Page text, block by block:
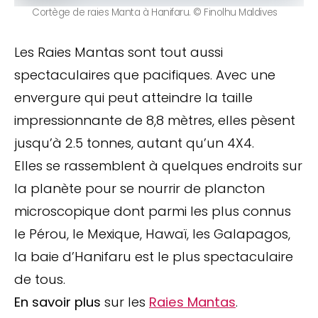
Cortège de raies Manta à Hanifaru. © Finolhu Maldives
Les Raies Mantas sont tout aussi
spectaculaires que pacifiques. Avec une
envergure qui peut atteindre la taille
impressionnante de 8,8 mètres, elles pèsent
jusqu’à 2.5 tonnes, autant qu’un 4X4.
Elles se rassemblent à quelques endroits sur
la planète pour se nourrir de plancton
microscopique dont parmi les plus connus
le Pérou, le Mexique, Hawaï, les Galapagos,
la baie d’Hanifaru est le plus spectaculaire
de tous.
En savoir plus sur les Raies Mantas.